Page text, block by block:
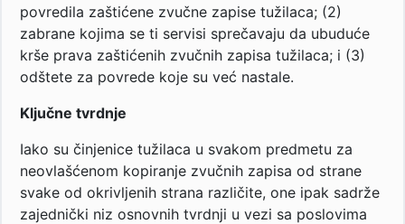
povredila zaštićene zvučne zapise tužilaca; (2)
zabrane kojima se ti servisi sprečavaju da ubuduće
krše prava zaštićenih zvučnih zapisa tužilaca; i (3)
odštete za povrede koje su već nastale.
Ključne tvrdnje
Iako su činjenice tužilaca u svakom predmetu za
neovlašćenom kopiranje zvučnih zapisa od strane
svake od okrivljenih strana različite, one ipak sadrže
zajednički niz osnovnih tvrdnji u vezi sa poslovima